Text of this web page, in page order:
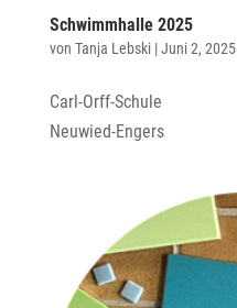
Schwimmhalle 2025
von Tanja Lebski|Juni 2, 2025
Carl-Orff-Schule
Neuwied-Engers